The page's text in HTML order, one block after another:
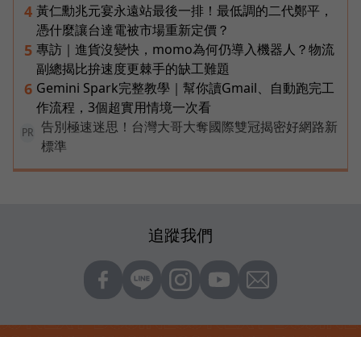
4 黃仁勳兆元宴永遠站最後一排！最低調的二代鄭平，
憑什麼讓台達電被市場重新定價？
5 專訪｜進貨沒變快，momo為何仍導入機器人？物流
副總揭比拚速度更棘手的缺工難題
6 Gemini Spark完整教學｜幫你讀Gmail、自動跑完工
作流程，3個超實用情境一次看
PR
告別極速迷思！台灣大哥大奪國際雙冠揭密好網路新
標準
追蹤我們